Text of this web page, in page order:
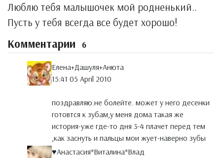
Люблю тебя малышочек мой родненький..
Пусть у тебя всегда все будет хорошо!
Комментарии 6
Елена+Дашуля+Анюта
15:41 05 April 2010
поздравляю.не болейте. может у него десенки
готовтся к зубам,у меня дома такая же
история-уже где-то дня 3-4 плачет перед тем
,как заснуть и пальцы мои жует-наверно зубы
♥Анастасия*Виталина*Влад